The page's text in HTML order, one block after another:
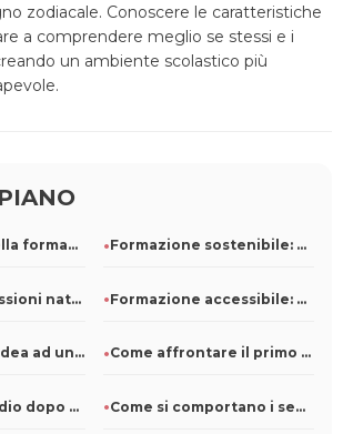
zodiacale. Conoscere le caratteristiche
a comprendere meglio se stessi e i
un ambiente scolastico più
L’evoluzione della formazione professionale e il ruolo della Formazione sostenibile: come le scuole possono ridurre i con
Le nuove professioni nate dal marketing digitale: info utili Formazione accessibile: come progettare corsi inclusivi per
Da una piccola idea ad un grande brand: come costruire una s Come affrontare il primo anno di università? Consigli
Ritorno allo studio dopo anni: come riadattarsi al mondo acc Come si comportano i segni zodiacali a scuola?